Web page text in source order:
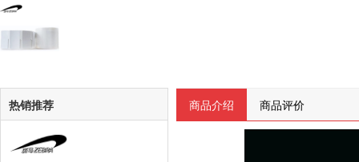
热销推荐 商品介绍 商品评价